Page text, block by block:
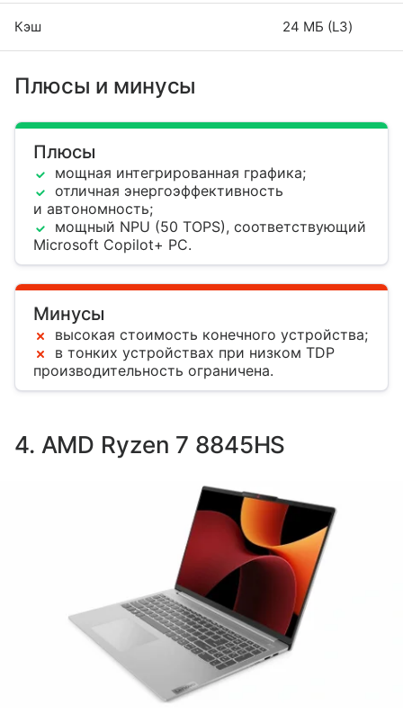
Кэш 24 МБ (L3)
Плюсы и минусы
Плюсы
мощная интегрированная графика;
отличная энергоэффективность
и автономность;
мощный NPU (50 TOPS), соответствующий
Microsoft Copilot+ PC.
Минусы
высокая стоимость конечного устройства;
в тонких устройствах при низком TDP
производительность ограничена.
4. AMD Ryzen 7 8845HS